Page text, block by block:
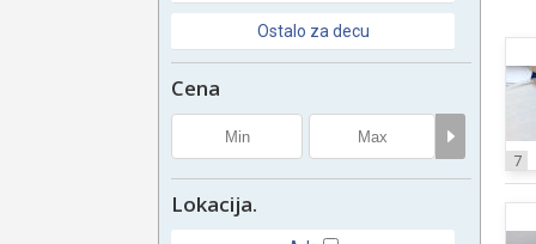
Ostalo za decu
Cena
Lokacija.
7